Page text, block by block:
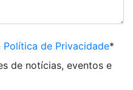
Política de Privacidade*
de notícias, eventos e